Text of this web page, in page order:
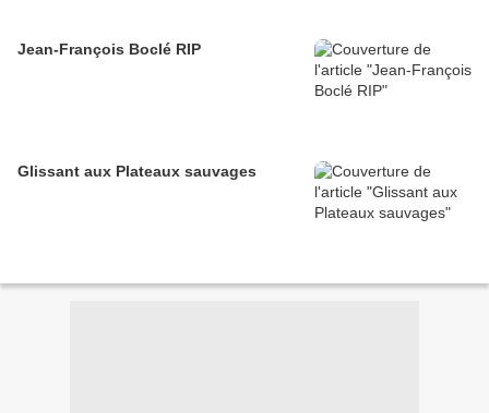
Jean-François Boclé RIP
Glissant aux Plateaux sauvages